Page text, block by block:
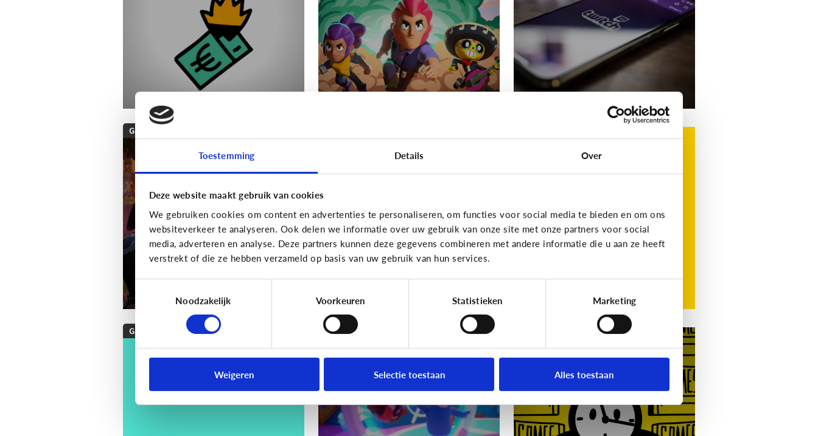
Toestemming Details Over
Deze website maakt gebruik van cookies
We gebruiken cookies om content en advertenties te personaliseren, om functies voor social media te bieden en om ons
websiteverkeer te analyseren. Ook delen we informatie over uw gebruik van onze site met onze partners voor social
media, adverteren en analyse. Deze partners kunnen deze gegevens combineren met andere informatie die u aan ze heeft
verstrekt of die ze hebben verzameld op basis van uw gebruik van hun services.
Noodzakelijk
Voorkeuren Statistieken Marketing
Weigeren Selectie toestaan Alles toestaan
Gaming
Wat is Fortnite? Alles
wat je moet weten
over deze populaire
game!
Mijn kind wordt boos
als het moet stoppen
Wat is Roblox?
Hét favoriete gamingplatform
Gaming
[Checklist]Hoe kies ik
een game voor mijn
kind?
Gaming
Wat is Fall Guys? [Video]Gamet mijn
kind teveel?